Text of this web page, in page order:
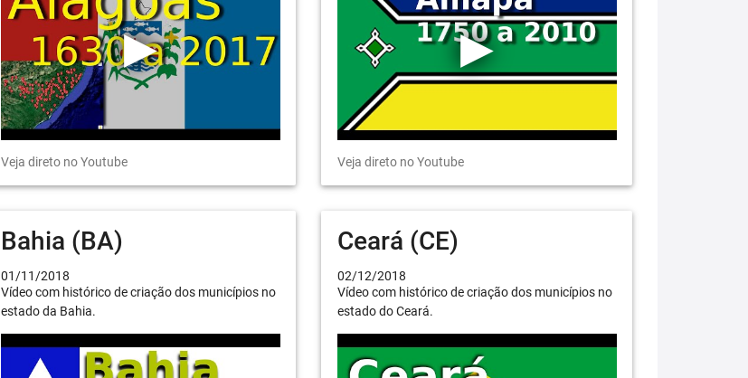
Veja direto no Youtube Veja direto no Youtube
Bahia (BA)
01/11/2018
Vídeo com histórico de criação dos municípios no
estado da Bahia.
Ceará (CE)
02/12/2018
Vídeo com histórico de criação dos municípios no
estado do Ceará.